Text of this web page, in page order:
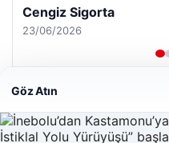
Cengiz Sigorta
23/06/2026
Göz Atın